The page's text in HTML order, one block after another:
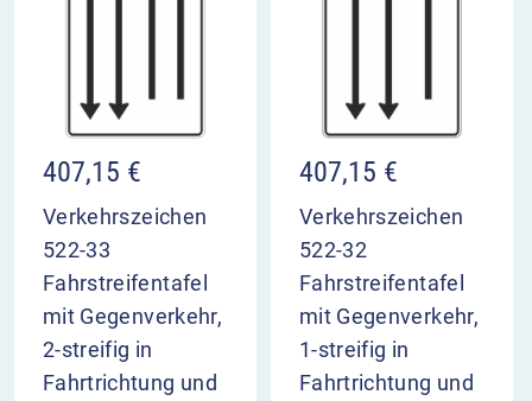
407,15 €
Verkehrszeichen
522-33
Fahrstreifentafel
mit Gegenverkehr,
2-streifig in
Fahrtrichtung und
407,15 €
Verkehrszeichen
522-32
Fahrstreifentafel
mit Gegenverkehr,
1-streifig in
Fahrtrichtung und